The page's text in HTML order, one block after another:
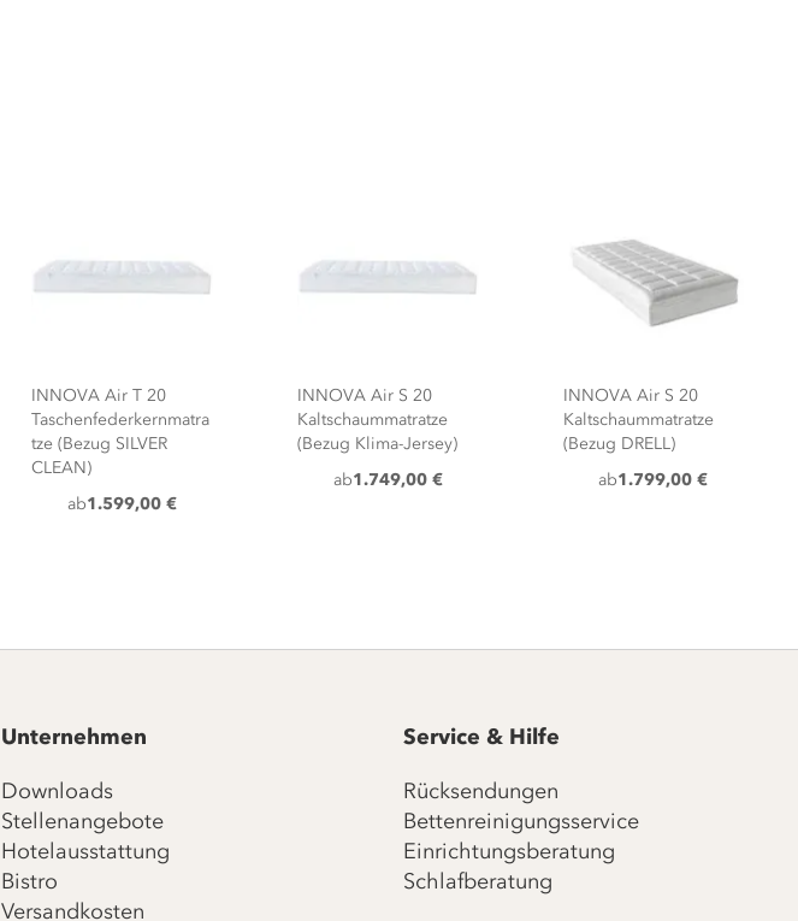
INNOVA Air T 20
Taschenfederkernmatra
tze (Bezug SILVER
CLEAN)
ab1.599,00 €
INNOVA Air S 20
Kaltschaummatratze
(Bezug Klima-Jersey)
ab1.749,00 €
INNOVA Air S 20
Kaltschaummatratze
(Bezug DRELL)
ab1.799,00 €
Unternehmen
Downloads
Stellenangebote
Hotelausstattung
Bistro
Versandkosten
Service & Hilfe
Rücksendungen
Bettenreinigungsservice
Einrichtungsberatung
Schlafberatung